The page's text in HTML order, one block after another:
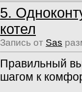
5.
котел
Запись от Sas
Правильный
шагом к